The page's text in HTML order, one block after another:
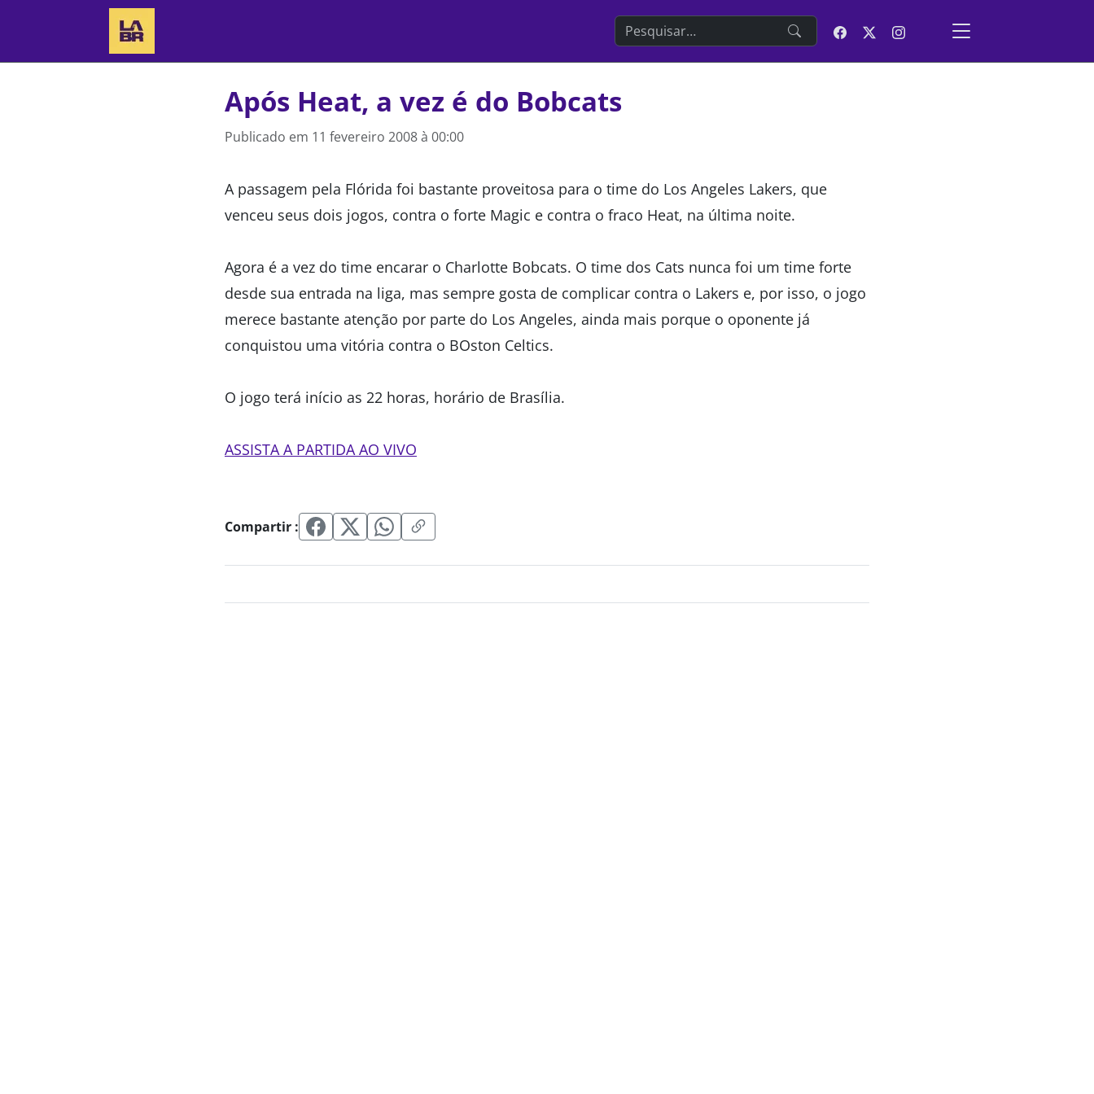
Search the website
Após Heat, a vez é do Bobcats
Publicado em 11 fevereiro 2008 à 00:00
A passagem pela Flórida foi bastante proveitosa para o time do Los Angeles Lakers, que
venceu seus dois jogos, contra o forte Magic e contra o fraco Heat, na última noite.
Agora é a vez do time encarar o Charlotte Bobcats. O time dos Cats nunca foi um time forte
desde sua entrada na liga, mas sempre gosta de complicar contra o Lakers e, por isso, o jogo
merece bastante atenção por parte do Los Angeles, ainda mais porque o oponente já
conquistou uma vitória contra o BOston Celtics.
O jogo terá início as 22 horas, horário de Brasília.
ASSISTA A PARTIDA AO VIVO
Compartir :